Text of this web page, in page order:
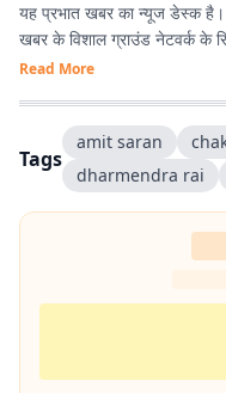
यह प्रभात खबर का न्यूज डेस्क है।
खबर के विशाल ग्राउंड नेटवर्क के
Read More
Tags
amit saran
dharmendra rai